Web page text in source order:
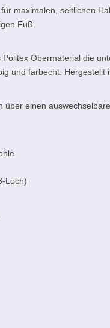
maximalen, seitlichen
Fuß.
Obermaterial die
und farbecht.
über einen
Loch)